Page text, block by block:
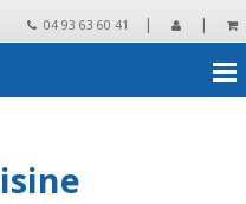
04 93 63 60 41 | |